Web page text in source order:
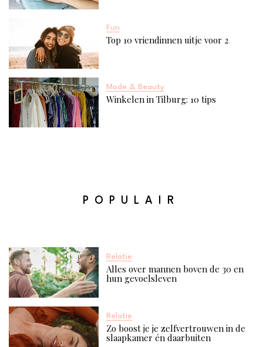
Fun
Top 10 vriendinnen uitje voor 2​
Mode & Beauty
Winkelen in Tilburg: 10 tips
POPULAIR
Relatie
Alles over mannen boven de 30 en
hun gevoelsleven
Relatie
Zo boost je je zelfvertrouwen in de
slaapkamer én daarbuiten